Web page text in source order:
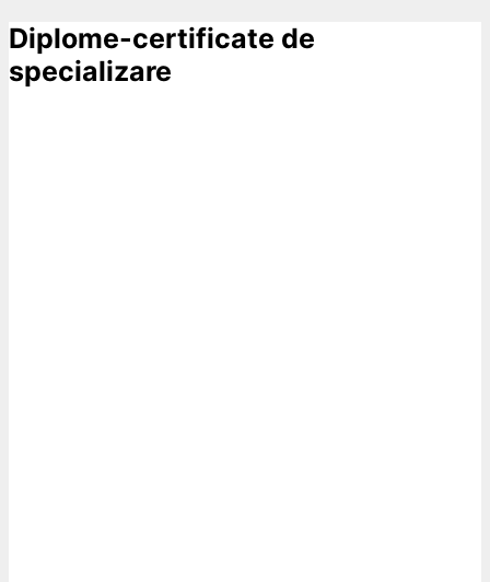
Diplome-certificate de
specializare